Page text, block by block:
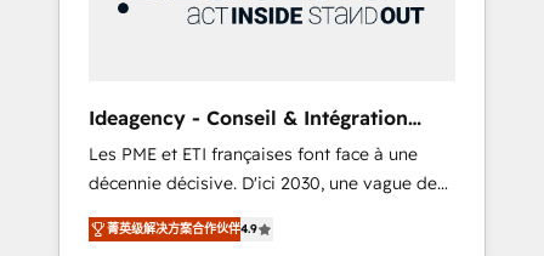
consulting team of any HubSpot partner and
extensibility. When you work with Aptitude 8,
you get a team – not an individual – with
embedded consulting, strategy,
development, and project management. We
have 100% US-based, FTE team members.
Ideagency - Conseil & Intégration
HubSpot
Les PME et ETI françaises font face à une
décennie décisive. D'ici 2030, une vague de
consolidation va recomposer le marché.
Seules survivront les entreprises qui auront
菁英级解决方案合作伙伴4.9